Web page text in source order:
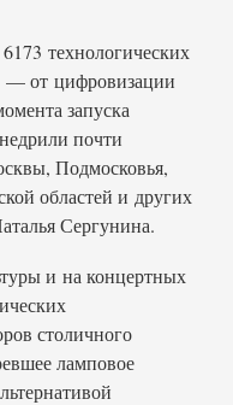
технологических
— от цифровизации
запуска
почти
Подмосковья,
областей и других
Сергунина.
и на концертных
столичного
ламповое